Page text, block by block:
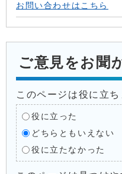
お問い合わせはこちら
ご意見をお聞
このページは役に立ち
役に立った
どちらともいえない
役に立たなかった